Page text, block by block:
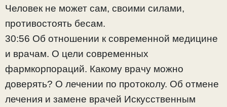
Человек не может сам, своими силами,
противостоять бесам.
30:56 Об отношении к современной медицине
и врачам. О цели современных
фармкорпораций. Какому врачу можно
доверять? О лечении по протоколу. Об отмене
лечения и замене врачей Искусственным